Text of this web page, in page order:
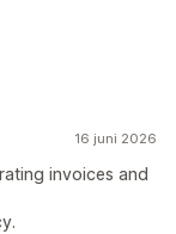
16 juni 2026
invoices and